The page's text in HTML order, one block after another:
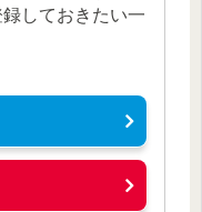
しておきたい一